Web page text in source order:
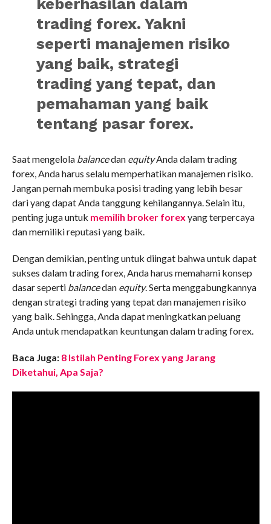
keberhasilan dalam
trading forex. Yakni
seperti manajemen risiko
yang baik, strategi
trading yang tepat, dan
pemahaman yang baik
tentang pasar forex.
Saat mengelola balancedan equityAnda dalam trading
forex, Anda harus selalu memperhatikan manajemen risiko.
Jangan pernah membuka posisi trading yang lebih besar
dari yang dapat Anda tanggung kehilangannya. Selain itu,
penting juga untuk memilih broker forex yang terpercaya
dan memiliki reputasi yang baik.
Dengan demikian, penting untuk diingat bahwa untuk dapat
sukses dalam trading forex, Anda harus memahami konsep
dasar seperti balancedan equity. Serta menggabungkannya
dengan strategi trading yang tepat dan manajemen risiko
yang baik. Sehingga, Anda dapat meningkatkan peluang
Anda untuk mendapatkan keuntungan dalam trading forex.
Baca Juga: 8 Istilah Penting Forex yang Jarang
Diketahui, Apa Saja?